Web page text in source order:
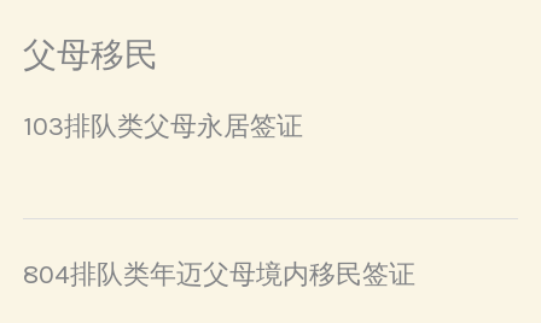
父母移民
103排队类父母永居签证
804排队类年迈父母境内移民签证